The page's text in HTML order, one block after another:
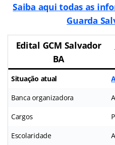
Saiba aqui todas as
Guarda
Edital GCM Salvador
BA
Situação atual
Banca organizadora
Cargos
Escolaridade